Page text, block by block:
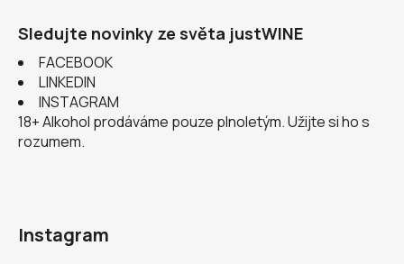
Sledujte novinky ze světa justWINE
FACEBOOK
LINKEDIN
INSTAGRAM
18+ Alkohol prodáváme pouze plnoletým. Užijte si ho s
rozumem.
Instagram